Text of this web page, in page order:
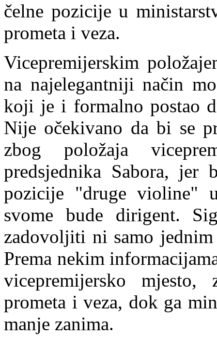
čelne pozicije u
prometa i veza.
Vicepremijerskim
na najelegantniji način
koji je i formalno postao
Nije očekivano da bi se
zbog položaja
predsjednika Sabora,
pozicije "druge violine"
svome bude dirigent.
zadovoljiti ni samo jedni
Prema nekim
vicepremijersko mjesto,
prometa i veza, dok ga
manje zanima.